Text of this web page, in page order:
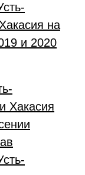
на
и 2020
Хакасия